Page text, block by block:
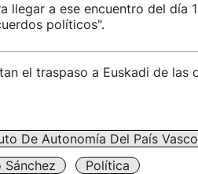
llegar a ese encuentro del día
políticos".
el traspaso a Euskadi de las
De Autonomía Del País Vasco
Sánchez Política